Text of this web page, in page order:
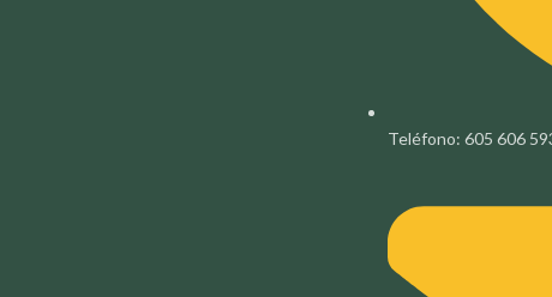
Teléfono: 605 606